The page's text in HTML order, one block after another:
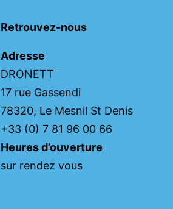
Retrouvez-nous
Adresse
DRONETT
17 rue Gassendi
78320, Le Mesnil St Denis
+33 (0) 7 81 96 00 66
Heures d’ouverture
sur rendez vous